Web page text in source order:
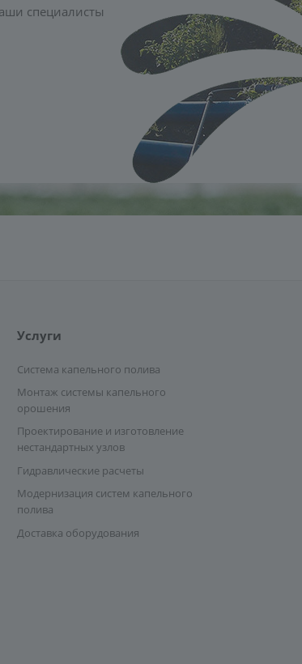
специалисты
Услуги
Система капельного полива
Монтаж системы капельного
орошения
Проектирование и изготовление
нестандартных узлов
Гидравлические расчеты
Модернизация систем капельного
полива
Доставка оборудования